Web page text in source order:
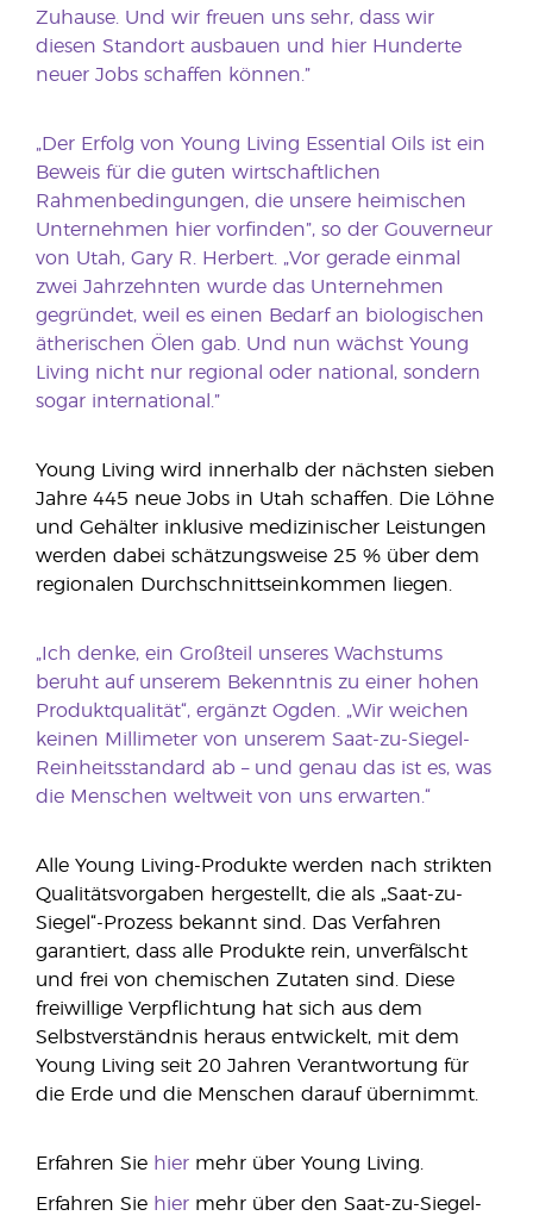
Zuhause. Und wir freuen uns sehr, dass wir
diesen Standort ausbauen und hier Hunderte
neuer Jobs schaffen können.”
„Der Erfolg von Young Living Essential Oils ist ein
Beweis für die guten wirtschaftlichen
Rahmenbedingungen, die unsere heimischen
Unternehmen hier vorfinden”, so der Gouverneur
von Utah, Gary R. Herbert. „Vor gerade einmal
zwei Jahrzehnten wurde das Unternehmen
gegründet, weil es einen Bedarf an biologischen
ätherischen Ölen gab. Und nun wächst Young
Living nicht nur regional oder national, sondern
sogar international.”
Young Living wird innerhalb der nächsten sieben
Jahre 445 neue Jobs in Utah schaffen. Die Löhne
und Gehälter inklusive medizinischer Leistungen
werden dabei schätzungsweise 25 % über dem
regionalen Durchschnittseinkommen liegen.
„Ich denke, ein Großteil unseres Wachstums
beruht auf unserem Bekenntnis zu einer hohen
Produktqualität“, ergänzt Ogden. „Wir weichen
keinen Millimeter von unserem Saat-zu-Siegel-
Reinheitsstandard ab – und genau das ist es, was
die Menschen weltweit von uns erwarten.“
Alle Young Living-Produkte werden nach strikten
Qualitätsvorgaben hergestellt, die als „Saat-zu-
Siegel“-Prozess bekannt sind. Das Verfahren
garantiert, dass alle Produkte rein, unverfälscht
und frei von chemischen Zutaten sind. Diese
freiwillige Verpflichtung hat sich aus dem
Selbstverständnis heraus entwickelt, mit dem
Young Living seit 20 Jahren Verantwortung für
die Erde und die Menschen darauf übernimmt.
Erfahren Sie hier mehr über Young Living.
Erfahren Sie hier mehr über den Saat-zu-Siegel-